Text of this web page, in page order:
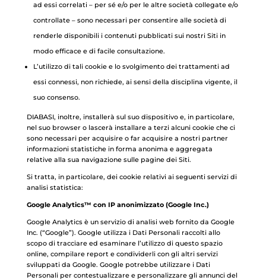
ad essi correlati – per sé e/o per le altre società collegate e/o
controllate – sono necessari per consentire alle società di
renderle disponibili i contenuti pubblicati sui nostri Siti in
modo efficace e di facile consultazione.
L’utilizzo di tali cookie e lo svolgimento dei trattamenti ad
essi connessi, non richiede, ai sensi della disciplina vigente, il
suo consenso.
DIABASI, inoltre, installerà sul suo dispositivo e, in particolare,
nel suo browser o lascerà installare a terzi alcuni cookie che ci
sono necessari per acquisire o far acquisire a nostri partner
informazioni statistiche in forma anonima e aggregata
relative alla sua navigazione sulle pagine dei Siti.
Si tratta, in particolare, dei cookie relativi ai seguenti servizi di
analisi statistica:
Google Analytics™ con IP anonimizzato (Google Inc.)
Google Analytics è un servizio di analisi web fornito da Google
Inc. (“Google”). Google utilizza i Dati Personali raccolti allo
scopo di tracciare ed esaminare l’utilizzo di questo spazio
online, compilare report e condividerli con gli altri servizi
sviluppati da Google. Google potrebbe utilizzare i Dati
Personali per contestualizzare e personalizzare gli annunci del